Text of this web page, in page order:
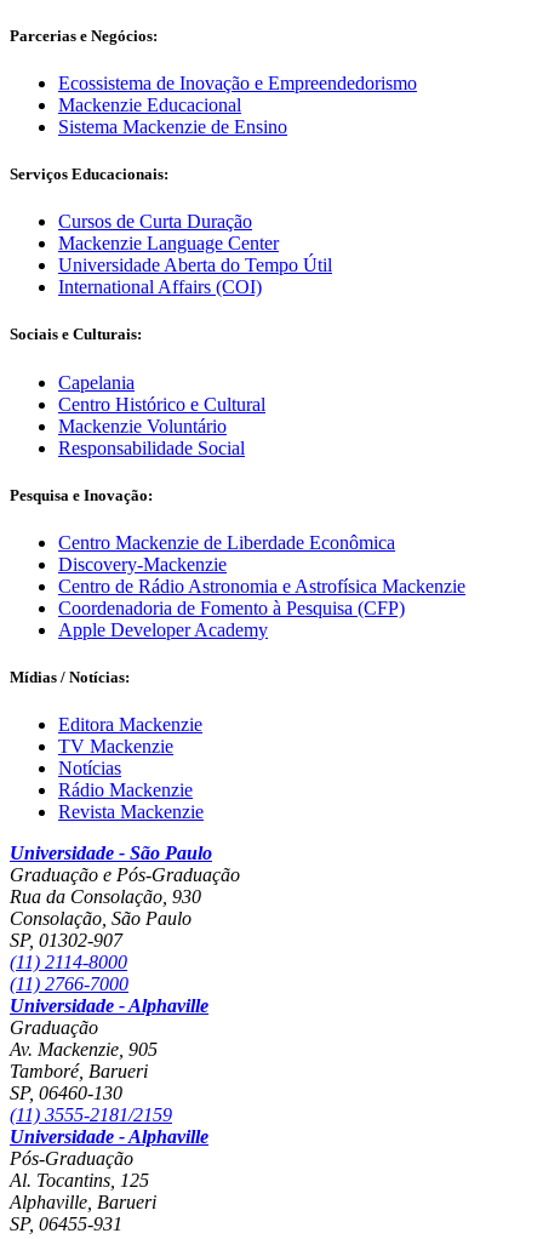
Parcerias e Negócios:
Ecossistema de Inovação e Empreendedorismo
Mackenzie Educacional
Sistema Mackenzie de Ensino
Serviços Educacionais:
Cursos de Curta Duração
Mackenzie Language Center
Universidade Aberta do Tempo Útil
International Affairs (COI)
Sociais e Culturais:
Capelania
Centro Histórico e Cultural
Mackenzie Voluntário
Responsabilidade Social
Pesquisa e Inovação:
Centro Mackenzie de Liberdade Econômica
Discovery-Mackenzie
Centro de Rádio Astronomia e Astrofísica Mackenzie
Coordenadoria de Fomento à Pesquisa (CFP)
Apple Developer Academy
Mídias / Notícias:
Editora Mackenzie
TV Mackenzie
Notícias
Rádio Mackenzie
Revista Mackenzie
Universidade - São Paulo
Graduação e Pós-Graduação
Rua da Consolação, 930
Consolação, São Paulo
SP, 01302-907
(11) 2114-8000
(11) 2766-7000
Universidade - Alphaville
Graduação
Av. Mackenzie, 905
Tamboré, Barueri
SP, 06460-130
(11) 3555-2181/2159
Universidade - Alphaville
Pós-Graduação
Al. Tocantins, 125
Alphaville, Barueri
SP, 06455-931